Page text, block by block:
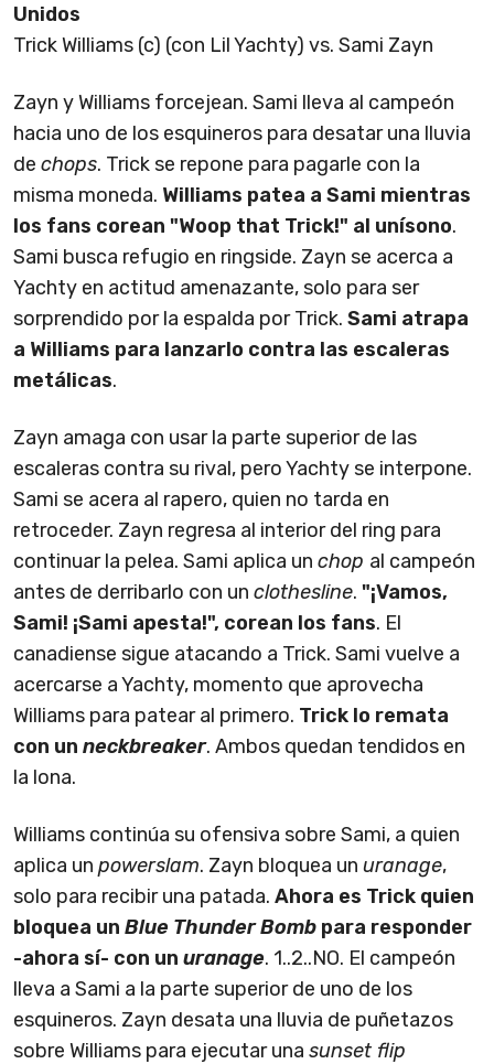
Unidos
Trick Williams (c) (con Lil Yachty) vs. Sami Zayn
Zayn y Williams forcejean. Sami lleva al campeón
hacia uno de los esquineros para desatar una lluvia
de chops. Trick se repone para pagarle con la
misma moneda. Williams patea a Sami mientras
los fans corean "Woop that Trick!" al unísono.
Sami busca refugio en ringside. Zayn se acerca a
Yachty en actitud amenazante, solo para ser
sorprendido por la espalda por Trick. Sami atrapa
a Williams para lanzarlo contra las escaleras
metálicas.
Zayn amaga con usar la parte superior de las
escaleras contra su rival, pero Yachty se interpone.
Sami se acera al rapero, quien no tarda en
retroceder. Zayn regresa al interior del ring para
continuar la pelea. Sami aplica un chop al campeón
antes de derribarlo con un clothesline. "¡Vamos,
Sami! ¡Sami apesta!", corean los fans. El
canadiense sigue atacando a Trick. Sami vuelve a
acercarse a Yachty, momento que aprovecha
Williams para patear al primero. Trick lo remata
con un neckbreaker. Ambos quedan tendidos en
la lona.
Williams continúa su ofensiva sobre Sami, a quien
aplica un powerslam. Zayn bloquea un uranage,
solo para recibir una patada. Ahora es Trick quien
bloquea un Blue Thunder Bomb para responder
-ahora sí- con un uranage. 1..2..NO. El campeón
lleva a Sami a la parte superior de uno de los
esquineros. Zayn desata una lluvia de puñetazos
sobre Williams para ejecutar una sunset flip